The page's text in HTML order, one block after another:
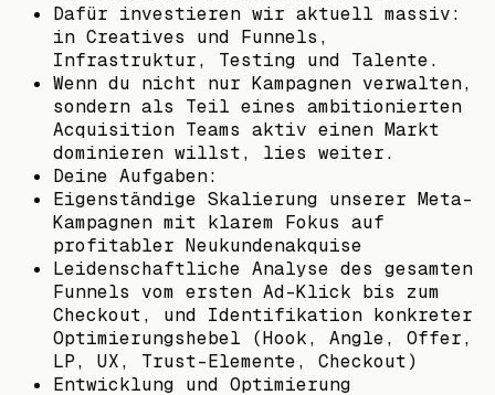
Dafür investieren wir aktuell massiv:
in Creatives und Funnels,
Infrastruktur, Testing und Talente.
Wenn du nicht nur Kampagnen verwalten,
sondern als Teil eines ambitionierten
Acquisition Teams aktiv einen Markt
dominieren willst, lies weiter.
Deine Aufgaben:
Eigenständige Skalierung unserer Meta-
Kampagnen mit klarem Fokus auf
profitabler Neukundenakquise
Leidenschaftliche Analyse des gesamten
Funnels vom ersten Ad-Klick bis zum
Checkout, und Identifikation konkreter
Optimierungshebel (Hook, Angle, Offer,
LP, UX, Trust-Elemente, Checkout)
Entwicklung und Optimierung